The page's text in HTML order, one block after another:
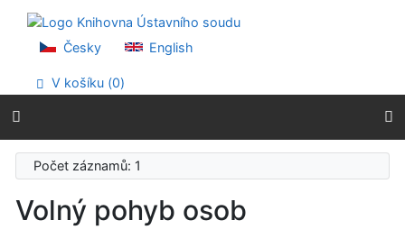
Přejít na menu
Prohlášení o webové přístupnosti
Česky English
V košíku (0)
Počet záznamů: 1
Volný pohyb osob